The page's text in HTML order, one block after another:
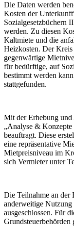
Die Daten werden
Kosten der
Sozialgesetzbüchern
werden. Zu diesen
Kaltmiete und die
Heizkosten. Der
gegenwärtige
für bedürftige, auf
bestimmt werden
stattgefunden.
Mit der Erhebung
„Analyse &
beauftragt. Diese
eine repräsentative
Mietpreisniveau im
sich Vermieter unter
Die Teilnahme an
anderweitige Nutzung
ausgeschlossen. Für
Grundsteuerbehörden